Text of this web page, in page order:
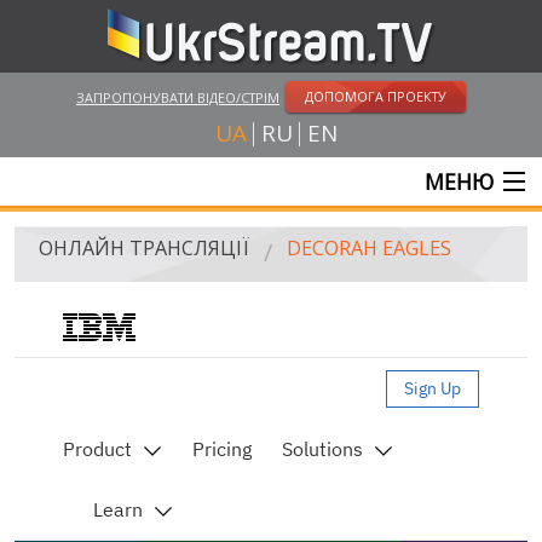
ЗАПРОПОНУВАТИ ВІДЕО/СТРІМ ДОПОМОГА ПРОЕКТУ
UA RU EN
МЕНЮ
ГОЛОВНА
UKRSTREAM.TV
ОНЛАЙН ТРАНСЛЯЦІЇ DECORAH EAGLES